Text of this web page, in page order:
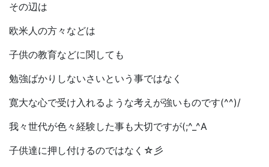
その辺は
欧米人の方々などは
子供の教育などに関しても
勉強ばかりしないさいという事ではなく
寛大な心で受け入れるような考えが強いものです(^^)/
我々世代が色々経験した事も大切ですが(;^_^A
子供達に押し付けるのではなく☆彡